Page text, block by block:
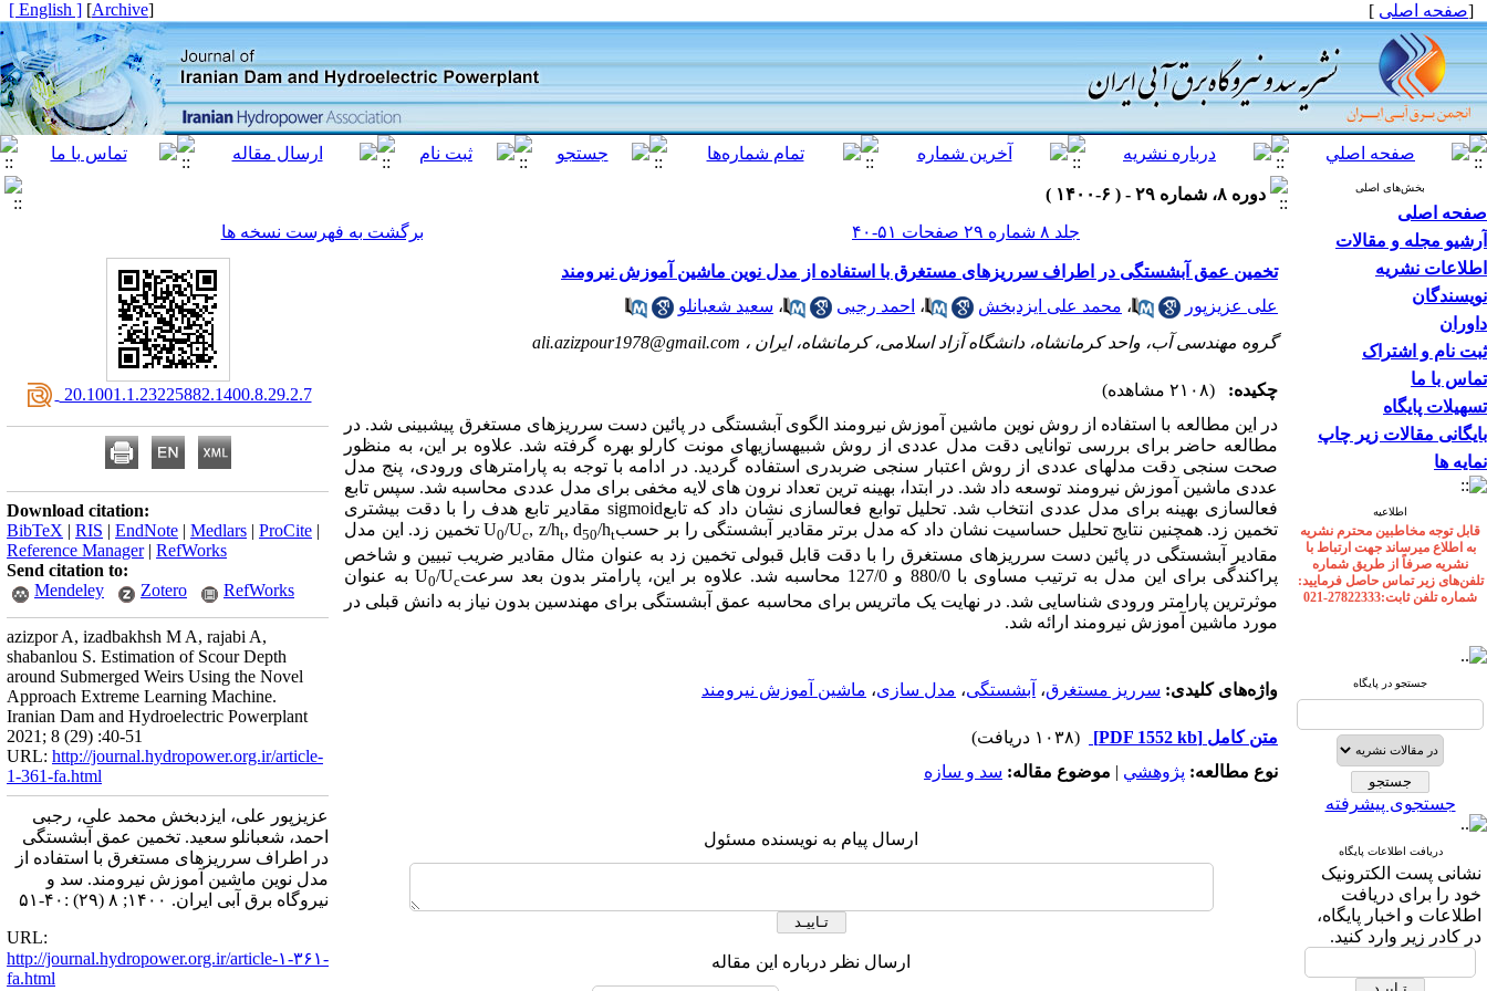
[صفحه اصلی ]
[
Archive
]
[ English ]
بخش‌های اصلی
صفحه اصلی
آرشیو مجله و مقالات
اطلاعات نشریه
نویسندگان
داوران
ثبت نام و اشتراک
تماس با ما
تسهیلات پایگاه
بایگانی مقالات زیر چاپ
نمایه ها
اطلاعیه
قابل توجه مخاطبین محترم نشریه
به اطلاع میرساند جهت ارتباط با
نشریه صرفاً از طریق شماره
تلفن‌های زیر تماس حاصل فرمایید:
شماره تلفن ثابت:27822333-021
جستجو در پایگاه
جستجوی پیشرفته
دریافت اطلاعات پایگاه
نشانی پست الکترونیک
خود را برای دریافت
اطلاعات و اخبار پایگاه،
در کادر زیر وارد کنید.
دوره ۸، شماره ۲۹ - ( ۶-۱۴۰۰ )
جلد ۸ شماره ۲۹ صفحات ۵۱-۴۰
برگشت به فهرست نسخه ها
تخمین عمق آبشستگی در اطراف سرریزهای مستغرق با استفاده از مدل نوین ماشین آموزش نیرومند
علی عزیزپور
، محمد علی ایزدبخش ، احمد رجبی ، سعید شعبانلو
گروه مهندسی آب، واحد کرمانشاه، دانشگاه آزاد اسلامی، کرمانشاه، ایران ، ali.azizpour1978@gmail.com
چکیده:
(۲۱۰۸ مشاهده)
در این مطالعه با استفاده از روش نوین ماشین آموزش نیرومند الگوی آبشستگی در پائین دست سرریزهای مستغرق پیش­بینی شد. در
مطالعه حاضر برای بررسی توانایی دقت مدل عددی از روش شبیه­سازی­های مونت کارلو بهره گرفته شد. علاوه بر این، به منظور
صحت سنجی دقت مدل­های عددی از روش اعتبار سنجی ضربدری استفاده گردید. در ادامه با توجه به پارامترهای ورودی، پنج مدل
عددی ماشین آموزش نیرومند توسعه داد شد. در ابتدا، بهینه ترین تعداد نرون های لایه مخفی برای مدل عددی محاسبه شد. سپس تابع
فعال­سازی بهینه برای مدل عددی انتخاب شد. تحلیل توابع فعال­سازی نشان داد که تابعsigmoid مقادیر تابع هدف را با دقت بیشتری
تخمین زد. همچنین نتایج تحلیل حساسیت نشان داد که مدل برتر مقادیر آبشستگی را بر حسب
U0/Uc, z/ht, d50/ht
تخمین زد. این مدل
مقادیر آبشستگی در پائین دست سرریزهای مستغرق را با دقت قابل قبولی تخمین زد به عنوان مثال مقادیر ضریب تبیین و شاخص
پراکندگی برای این مدل به ترتیب مساوی با 880/0 و 127/0 محاسبه شد. علاوه بر این، پارامتر بدون بعد سرعت
U0/Uc
به عنوان
موثرترین پارامتر ورودی شناسایی شد. در نهایت یک ماتریس برای محاسبه عمق آبشستگی برای مهندسین بدون نیاز به دانش قبلی در
مورد ماشین آموزش نیرومند ارائه شد.
واژه‌های کلیدی: سرریز مستغرق، آبشستگی، مدل سازی، ماشین آموزش نیرومند
متن کامل [PDF 1552 kb]
(۱۰۳۸ دریافت)
نوع مطالعه: پژوهشي | موضوع مقاله: سد و سازه
ارسال پیام به نویسنده مسئول
ارسال نظر درباره این مقاله
‎ 20.1001.1.23225882.1400.8.29.2.7
Download citation:
BibTeX | RIS | EndNote | Medlars | ProCite |
Reference Manager| RefWorks
Send citation to:
Mendeley
Zotero RefWorks
azizpor A, izadbakhsh M A, rajabi A,
shabanlou S. Estimation of Scour Depth
around Submerged Weirs Using the Novel
Approach Extreme Learning Machine.
Iranian Dam and Hydroelectric Powerplant
2021; 8 (29) :40-51
URL: http://journal.hydropower.org.ir/article-
1-361-fa.html
عزیزپور علی، ایزدبخش محمد علی، رجبی
احمد، شعبانلو سعید. تخمین عمق آبشستگی
در اطراف سرریزهای مستغرق با استفاده از
مدل نوین ماشین آموزش نیرومند. سد و
نیروگاه برق آبی ایران. ۱۴۰۰; ۸ (۲۹) :۴۰-۵۱
URL:
http://journal.hydropower.org.ir/article-۱-۳۶۱-
fa.html